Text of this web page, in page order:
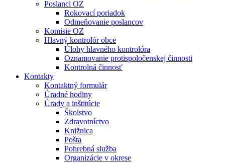
Poslanci OZ
Rokovací poriadok
Odmeňovanie poslancov
Komisie OZ
Hlavný kontrolór obce
Úlohy hlavného kontrolóra
Oznamovanie protispoločenskej činnosti
Kontrolná činnosť
Kontakty
Kontaktný formulár
Úradné hodiny
Úrady a inštitúcie
Školstvo
Zdravotníctvo
Knižnica
Pošta
Pohrebná služba
Organizácie v okrese